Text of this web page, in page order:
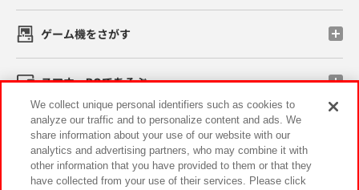
ゲーム機をさがす
スマホ・PCであそぶ
イベント・キャンペーン
We collect unique personal identifiers such as cookies to
analyze our traffic and to personalize content and ads. We
share information about your use of our website with our
analytics and advertising partners, who may combine it with
other information that you have provided to them or that they
have collected from your use of their services. Please click